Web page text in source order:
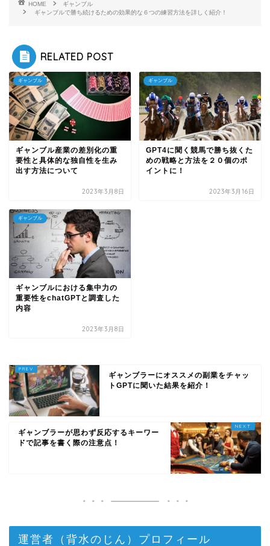
HOME
ギャンブル
ギャンブルで勝ち続けるための効果的な６つの練習方法を詳しく紹介！
RELATED POST
ギャンブル
ギャンブル産業の差別化の重
要性と具体的な独自性を生み
出す方法について
2023年3月8日
ギャンブル
GPT4に聞く競馬で勝ち抜くた
めの戦略と方法を２０個のポ
イントに！
2023年3月16日
ギャンブル
ギャンブルにおける集中力の
重要性をchatGPTと調査した
内容
2023年3月8日
ギャンブラーにオススメの副業をチャッ
トGPTに聞いた結果を紹介！
ギャンブラーが思わず反応するキーワー
ドで記事を書く際の注意点！
運営者（背水のじん）プロフィール